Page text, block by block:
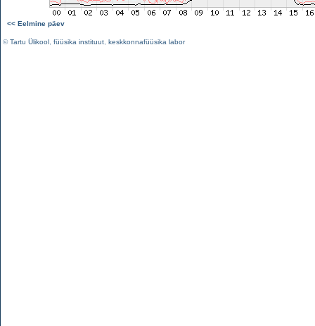
<< Eelmine päev
©Tartu Ülikool füüsika instituut keskkonnafüüsika labor